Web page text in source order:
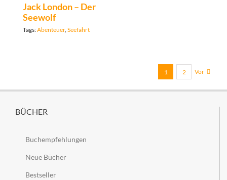
Jack London – Der
Seewolf
Tags:Abenteuer, Seefahrt
1 2 Vor
BÜCHER
Buchempfehlungen
Neue Bücher
Bestseller